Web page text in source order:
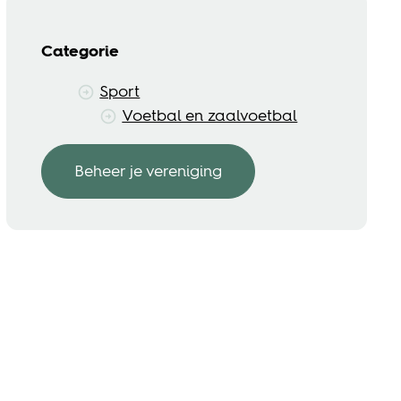
Categorie
Sport
Voetbal en zaalvoetbal
Beheer je vereniging